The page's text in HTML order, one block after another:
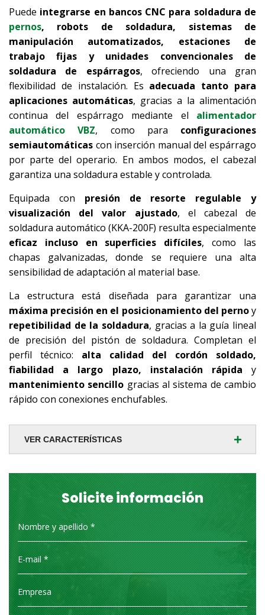
Puede integrarse en bancos CNC para soldadura de
pernos, robots de soldadura, sistemas de
manipulación automatizados, estaciones de
trabajo fijas y unidades convencionales de
soldadura de espárragos, ofreciendo una gran
flexibilidad de instalación. Es adecuada tanto para
aplicaciones automáticas, gracias a la alimentación
continua del espárrago mediante el alimentador
automático VBZ, como para configuraciones
semiautomáticas con inserción manual del espárrago
por parte del operario. En ambos modos, el cabezal
garantiza una soldadura estable y controlada.
Equipada con presión de resorte regulable y
visualización del valor ajustado, el cabezal de
soldadura automático (KKA-200F) resulta especialmente
eficaz incluso en superficies difíciles, como las
chapas galvanizadas, donde se requiere una alta
sensibilidad de adaptación al material base.
La estructura está diseñada para garantizar una
máxima precisión en el posicionamiento del pernoy
repetibilidad de la soldadura, gracias a la guía lineal
de precisión del pistón de soldadura. Completan el
perfil técnico: alta calidad del cordón soldado,
fiabilidad a largo plazo, instalación rápida y
mantenimiento sencillo gracias al sistema de cambio
rápido con conexiones enchufables.
+
VER CARACTERÍSTICAS
Solicite información